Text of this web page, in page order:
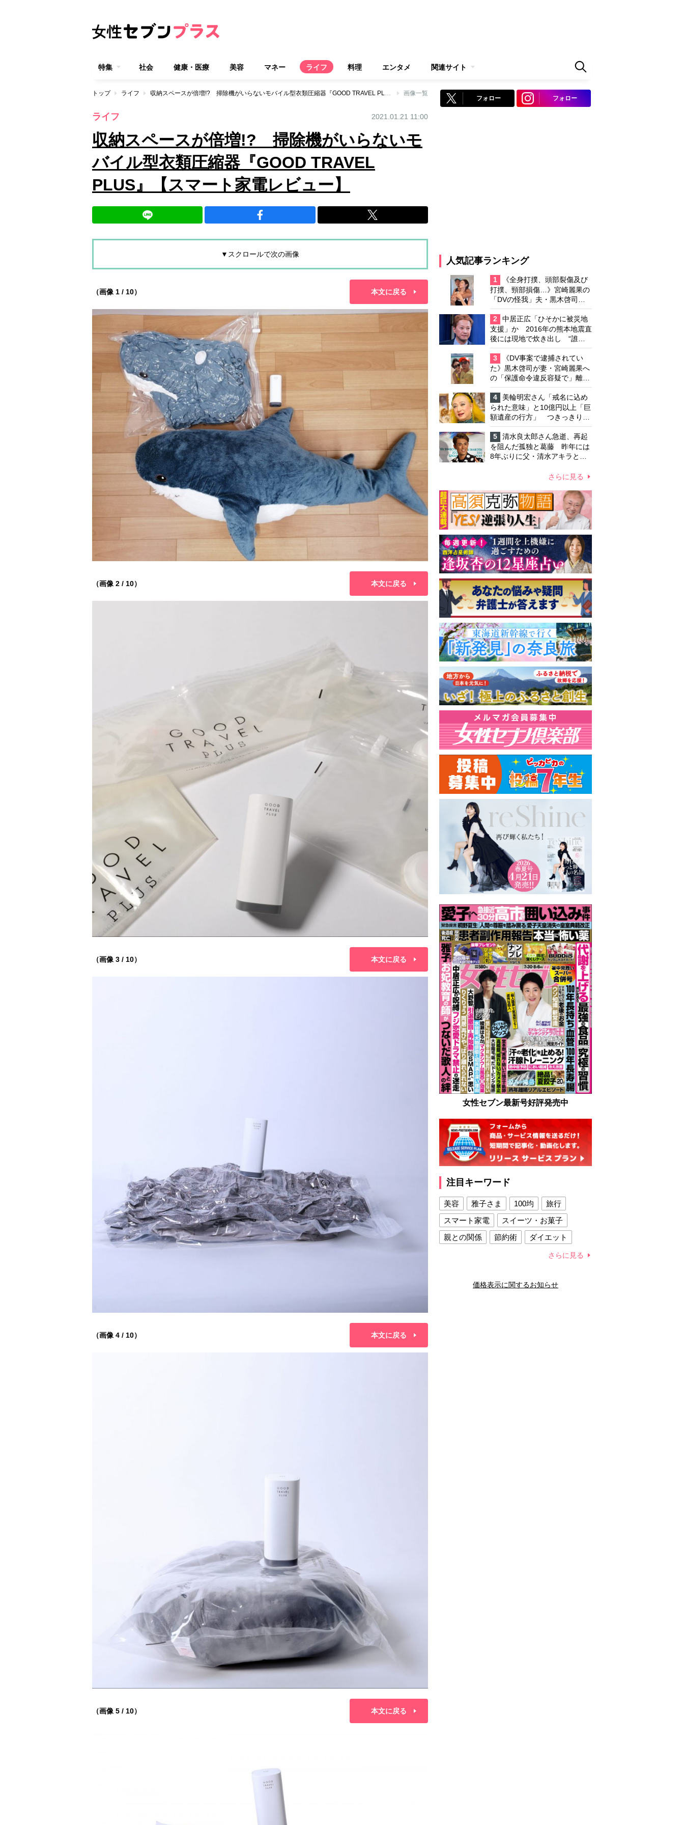
特集 社会 健康・医療 美容 マネー ライフ 料理 エンタメ 関連サイト
トップ ライフ 収納スペースが倍増!? 掃除機がいらないモバイル型衣類圧縮器『GOOD TRAVEL PLUS』【スマート家電レビュー】 画像一覧
ライフ 2021.01.21 11:00
収納スペースが倍増!? 掃除機がいらないモ
バイル型衣類圧縮器『GOOD TRAVEL
PLUS』【スマート家電レビュー】
▼スクロールで次の画像
（画像 1 / 10） 本文に戻る
（画像 2 / 10） 本文に戻る
（画像 3 / 10） 本文に戻る
（画像 4 / 10） 本文に戻る
（画像 5 / 10） 本文に戻る
フォロー フォロー
人気記事ランキング
1
《全身打撲、頭部裂傷及び
打撲、頸部損傷…》宮崎麗果の
「DVの怪我」夫・黒木啓司の
逮捕で始まる「夫婦の闘争」
2
中居正広「ひそかに被災地
支援」か 2016年の熊本地震直
後には現地で炊き出し “誰に
も知られなくて良い”と、むし
ろ強まる福祉活動への思い
3
《DV事案で逮捕されてい
た》黒木啓司が妻・宮崎麗果へ
の「保護命令違反容疑で」離婚
協議は「第二ステージ」へ
4
美輪明宏さん「戒名に込め
られた意味」と10億円以上「巨
額遺産の行方」 つきっきりで
私生活をサポートしていた元俳
優が相続か
5
清水良太郎さん急逝、再起
を阻んだ孤独と葛藤 昨年には
8年ぶりに父・清水アキラと共
ていたが…周囲が懸念していた
さらに見る
女性セブン最新号好評発売中
注目キーワード
美容 雅子さま 100均
旅行
スマート家電
スイーツ・お菓子
親との関係
節約術
ダイエット
夫との関係
新津春子 どか食い
さらに見る
価格表示に関するお知らせ